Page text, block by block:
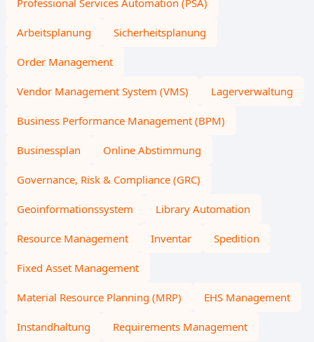
Professional Services Automation (PSA)
Arbeitsplanung Sicherheitsplanung
Order Management
Vendor Management System (VMS) Lagerverwaltung
Business Performance Management (BPM)
Businessplan Online Abstimmung
Governance, Risk & Compliance (GRC)
Geoinformationssystem Library Automation
Resource Management Inventar Spedition
Fixed Asset Management
Material Resource Planning (MRP) EHS Management
Instandhaltung Requirements Management